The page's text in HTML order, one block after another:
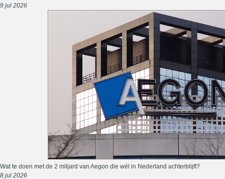
9 jul 2026
Wat te doen met de 2 miljard van Aegon die wél in Nederland achterblijft?
8 jul 2026